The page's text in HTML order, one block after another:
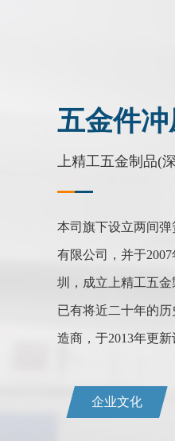
五金件
上精工五金制品(
本司旗下设立两间弹
有限公司，并于
圳，成立上精工五
已有将近二十年的
造商，于2013年更
企业文化